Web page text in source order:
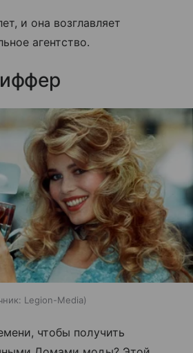
и она возглавляет
агентство.
Legion-Media
чтобы получить